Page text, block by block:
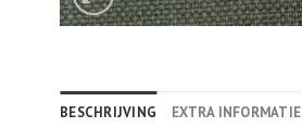
BESCHRIJVING EXTRA INFORMATIE